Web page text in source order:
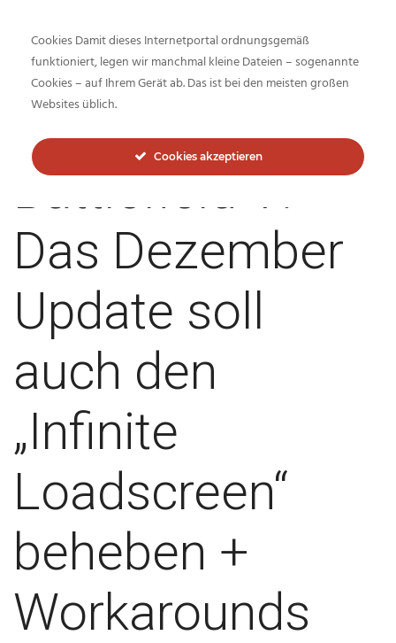
Inside-Network.net
Battlefield V:
Das Dezember
Update soll
auch den
„Infinite
Loadscreen“
beheben +
Workarounds
Cookies Damit dieses Internetportal ordnungsgemäß
funktioniert, legen wir manchmal kleine Dateien – sogenannte
Cookies – auf Ihrem Gerät ab. Das ist bei den meisten großen
Websites üblich.
Cookies akzeptieren